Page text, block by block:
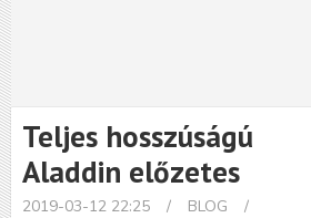
Teljes hosszúságú
Aladdin előzetes
2019-03-12 22:25 / BLOG
/